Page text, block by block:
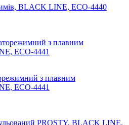
BLACK LINE, ECO-4440
з плавним
ECO-4441